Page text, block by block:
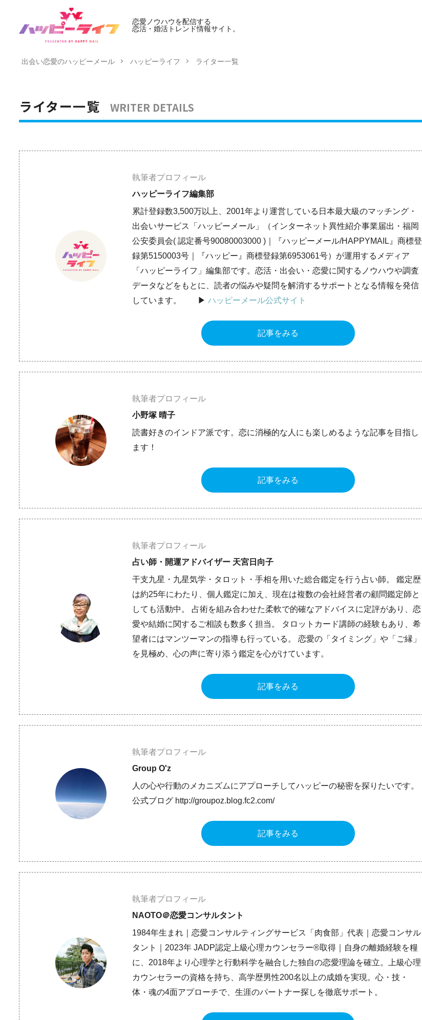
恋愛ノウハウを配信する
恋活・婚活トレンド情報サイト。
出会い恋愛のハッピーメール ハッピーライフ ライター一覧
ライター一覧 WRITER DETAILS
執筆者プロフィール
ハッピーライフ編集部
累計登録数3,500万以上、2001年より運営している日本最大級のマッチング・
出会いサービス「ハッピーメール」（インターネット異性紹介事業届出・福岡
公安委員会( 認定番号90080003000 )｜『ハッピーメール/HAPPYMAIL』商標登
録第5150003号｜『ハッピー』商標登録第6953061号）が運用するメディア
「ハッピーライフ」編集部です。恋活・出会い・恋愛に関するノウハウや調査
データなどをもとに、読者の悩みや疑問を解消するサポートとなる情報を発信
しています。 ▶︎ハッピーメール公式サイト
記事をみる
執筆者プロフィール
小野塚 晴子
読書好きのインドア派です。恋に消極的な人にも楽しめるような記事を目指し
ます！
記事をみる
執筆者プロフィール
占い師・開運アドバイザー 天宮日向子
干支九星・九星気学・タロット・手相を用いた総合鑑定を行う占い師。 鑑定歴
は約25年にわたり、個人鑑定に加え、現在は複数の会社経営者の顧問鑑定師と
しても活動中。 占術を組み合わせた柔軟で的確なアドバイスに定評があり、恋
愛や結婚に関するご相談も数多く担当。 タロットカード講師の経験もあり、希
望者にはマンツーマンの指導も行っている。 恋愛の「タイミング」や「ご縁」
を見極め、心の声に寄り添う鑑定を心がけています。
記事をみる
執筆者プロフィール
Group O'z
人の心や行動のメカニズムにアプローチしてハッピーの秘密を探りたいです。
公式ブログ http://groupoz.blog.fc2.com/
記事をみる
執筆者プロフィール
NAOTO＠恋愛コンサルタント
1984年生まれ｜恋愛コンサルティングサービス「肉食部」代表｜恋愛コンサル
タント｜2023年 JADP認定上級心理カウンセラー®取得｜自身の離婚経験を糧
に、2018年より心理学と行動科学を融合した独自の恋愛理論を確立。上級心理
カウンセラーの資格を持ち、高学歴男性200名以上の成婚を実現。心・技・
体・魂の4面アプローチで、生涯のパートナー探しを徹底サポート。